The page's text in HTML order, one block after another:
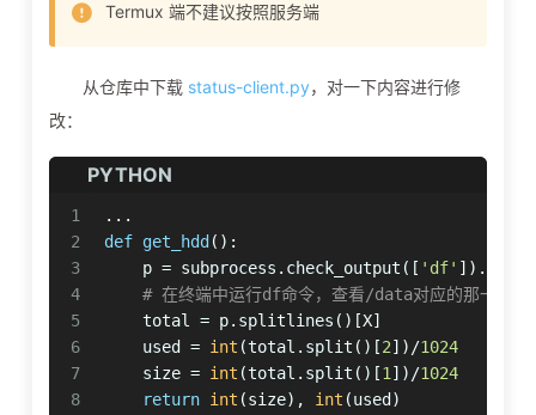
Termux 端不建议按照服务端
从仓库中下载 status-client.py，对一下内容进行修
改：
PYTHON
1
2
3
4
5
6
7
8
...
def get_hdd ():
    p = subprocess.check_output([
'df'
# 在终端中运行df命令，查看/data对应的那一行的
    total = p.splitlines()[X]
    used =
int (total.split()[2])/1024
    size =
int (total.split()[1])/1024
return int (size), int (used)